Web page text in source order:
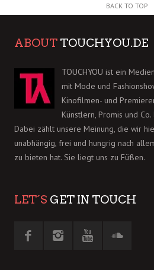
BACK TO TOP
ABOUT TOUCHYOU.DE
TOUCHYOU ist ein
mit Mode und
Kinofilmen- und
Künstlern, Promis und
Dabei zählt unsere Meinung, die wir
unabhängig, frei und hungrig nach
zu bieten hat. Sie liegt uns zu Füßen.
LET´S GET IN TOUCH